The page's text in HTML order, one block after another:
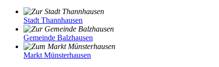
Stadt Thannhausen
Gemeinde Balzhausen
Markt Münsterhausen